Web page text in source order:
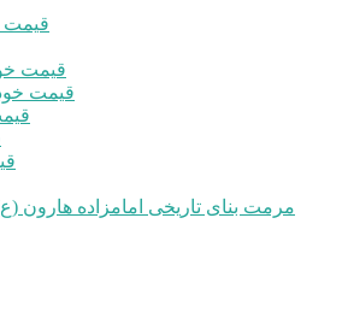
قیمت
قیمت
قیمت
مرمت بنای تاریخی امامزاده هارون